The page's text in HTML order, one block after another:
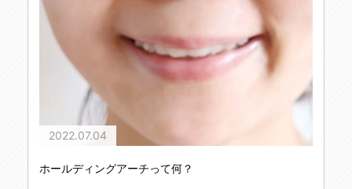
2022.07.04
ホールディングアーチって何？